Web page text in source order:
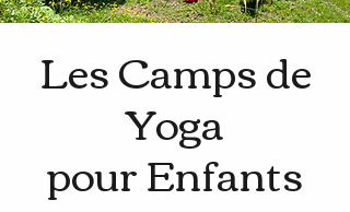
Les Camps de
Yoga
pour Enfants